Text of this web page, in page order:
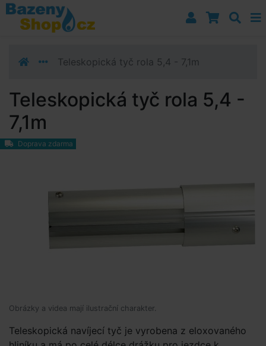
Přejít k navigaci
Přejít na obsah
Přejít k postrannímu sloupci
Teleskopická tyč rola 5,4 - 7,1m
Teleskopická tyč rola 5,4 -
7,1m
Doprava zdarma
Obrázky a videa mají ilustrační charakter.
Teleskopická navíjecí tyč je vyrobena z eloxovaného